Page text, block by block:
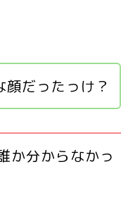
顔だったっけ？
か分からなかっ